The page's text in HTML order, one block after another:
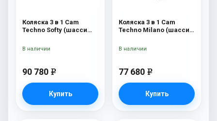
Коляска 3 в 1 Cam
Techno Softy (шасси
90 780 e
Купить
В наличии
Коляска 3 в 1 Cam
Techno Milano (шасси
77 680 e
Купить
В наличии